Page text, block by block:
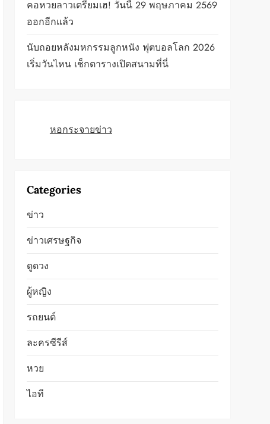
คอหวยลาวเตรียมเฮ! วันนี้ 29 พฤษภาคม 2569
ออกอีกแล้ว
นับถอยหลังมหกรรมลูกหนัง ฟุตบอลโลก 2026
เริ่มวันไหน เช็กตารางเปิดสนามที่นี่
หอกระจายข่าว
Categories
ข่าว
ข่าวเศรษฐกิจ
ดูดวง
ผู้หญิง
รถยนต์
ละครซีรีส์
หวย
ไอที